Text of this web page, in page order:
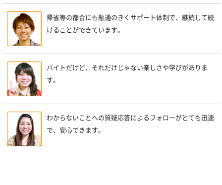
帰省等の都合にも融通のきくサポート体制で、継続して続
けることができています。
バイトだけど、それだけじゃない楽しさや学びがありま
す。
わからないことへの質疑応答によるフォローがとても迅速
で、安心できます。